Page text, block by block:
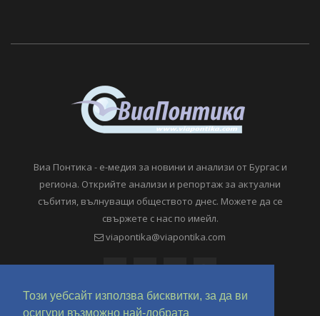
Този уебсайт използва бисквитки, за да ви
осигури възможно най-добрата
Виа Понтика - е-медия за новини и анализи от Бургас и
региона. Открийте анализи и репортаж за актуални
събития, вълнуващи обществото днес. Можете да се
свържете с нас по имейл.
viapontika@viapontika.com